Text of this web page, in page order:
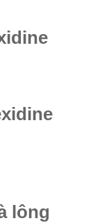
lông